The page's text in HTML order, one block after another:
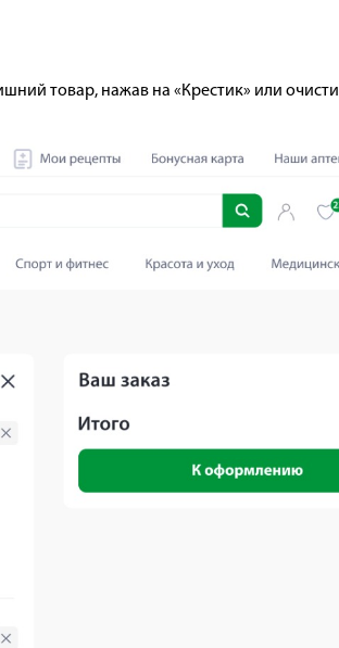
товар, нажав на «Крестик» или